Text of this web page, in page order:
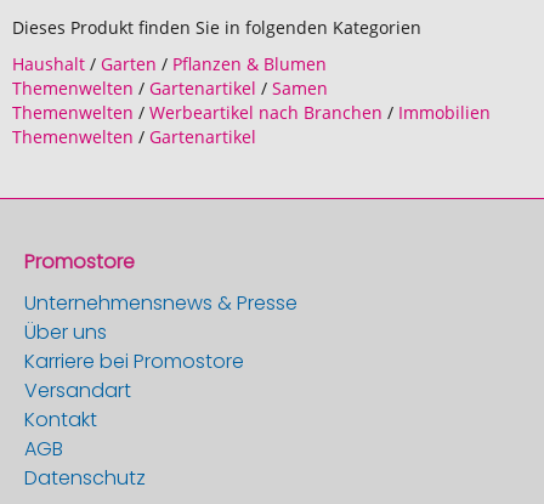
Dieses Produkt finden Sie in folgenden Kategorien
Haushalt / Garten / Pflanzen & Blumen
Themenwelten / Gartenartikel / Samen
Themenwelten / Werbeartikel nach Branchen / Immobilien
Themenwelten / Gartenartikel
Promostore
Unternehmensnews & Presse
Über uns
Karriere bei Promostore
Versandart
Kontakt
AGB
Datenschutz